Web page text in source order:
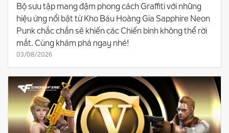
Bộ sưu tập mang đậm phong cách Graffiti với những
hiệu ứng nổi bật từ Kho Báu Hoàng Gia Sapphire Neon
Punk chắc chắn sẽ khiến các Chiến binh không thể rời
mắt. Cùng khám phá ngay nhé!
03/08/2026